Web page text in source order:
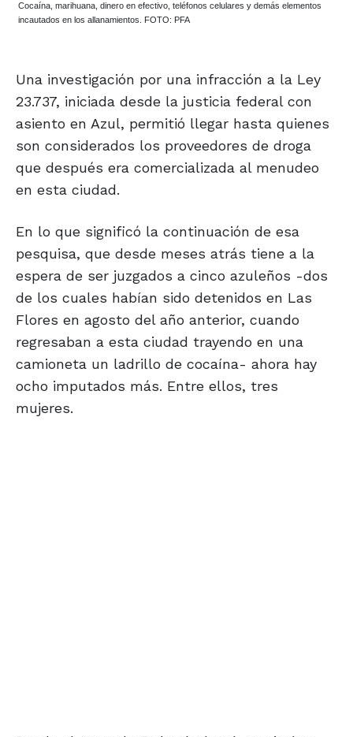
Cocaína, marihuana, dinero en efectivo, teléfonos celulares y demás elementos
incautados en los allanamientos. FOTO: PFA
Una investigación por una infracción a la Ley
23.737, iniciada desde la justicia federal con
asiento en Azul, permitió llegar hasta quienes
son considerados los proveedores de droga
que después era comercializada al menudeo
en esta ciudad.
En lo que significó la continuación de esa
pesquisa, que desde meses atrás tiene a la
espera de ser juzgados a cinco azuleños -dos
de los cuales habían sido detenidos en Las
Flores en agosto del año anterior, cuando
regresaban a esta ciudad trayendo en una
camioneta un ladrillo de cocaína- ahora hay
ocho imputados más. Entre ellos, tres
mujeres.